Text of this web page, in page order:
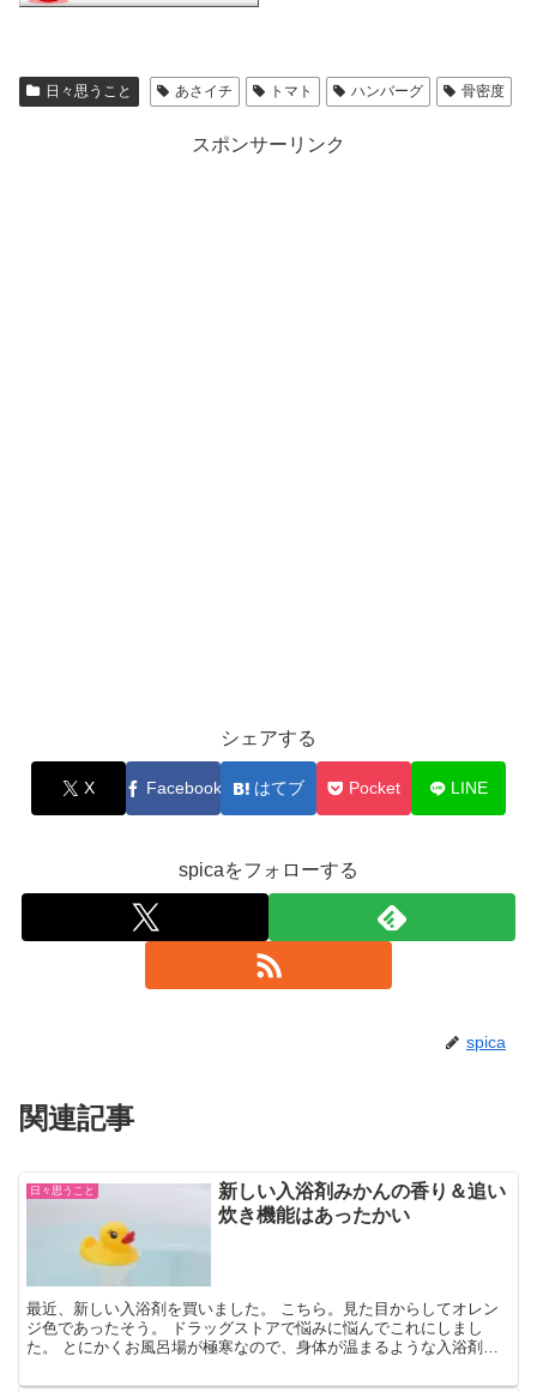
日々思うこと あさイチ トマト ハンバーグ 骨密度
スポンサーリンク
シェアする
X Facebook はてブ Pocket LINE
spicaをフォローする
spica
関連記事
日々思うこと
新しい入浴剤みかんの香り＆追い
炊き機能はあったかい
最近、新しい入浴剤を買いました。 こちら。見た目からしてオレン
ジ色であったそう。 ドラッグストアで悩みに悩んでこれにしまし
た。 とにかくお風呂場が極寒なので、身体が温まるような入浴剤を